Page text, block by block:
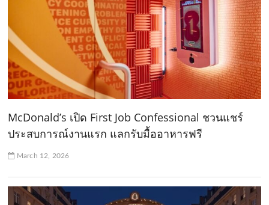
McDonald’s เปิด First Job Confessional ชวนแชร์
ประสบการณ์งานแรก แลกรับมื้ออาหารฟรี
March 12, 2026